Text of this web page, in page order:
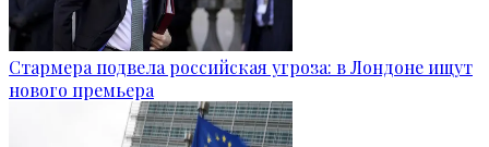
Стармера подвела российская угроза: в Лондоне ищут
нового премьера